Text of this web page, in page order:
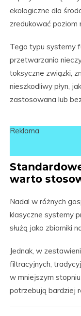
ekologiczne dla
zredukować poziom
Tego typu systemy
przetwarzania
toksyczne związki,
nieszkodliwy płyn,
zastosowana lub
Reklama
warto
Nadal w różnych
klasyczne systemy
służą jako zbiorniki
Jednak, w
filtracyjnych,
w mniejszym
potrzebują bardziej